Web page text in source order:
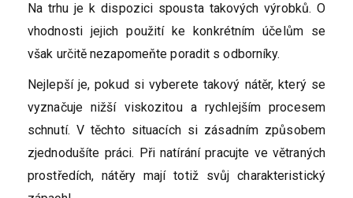
Na trhu je k dispozici spousta takových výrobků. O
vhodnosti jejich použití ke konkrétním účelům se
však určitě nezapomeňte poradit s odborníky.
Nejlepší je, pokud si vyberete takový nátěr, který se
vyznačuje nižší viskozitou a rychlejším procesem
schnutí. V těchto situacích si zásadním způsobem
zjednodušíte práci. Při natírání pracujte ve větraných
prostředích, nátěry mají totiž svůj charakteristický